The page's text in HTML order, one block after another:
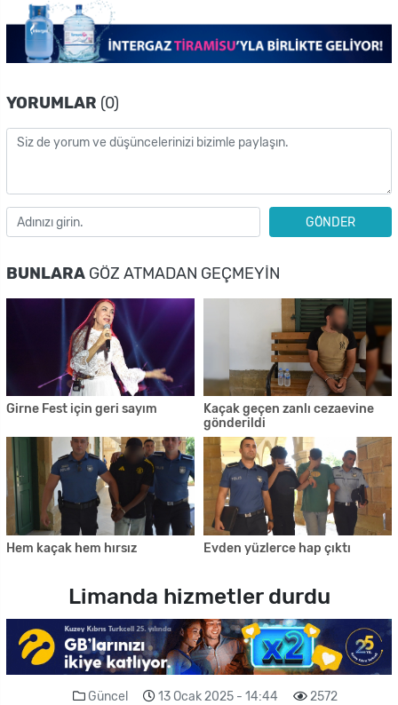
YORUMLAR (0)
GÖNDER
BUNLARA GÖZ ATMADAN GEÇMEYIN
Girne Fest için geri sayım
Kaçak geçen zanlı cezaevine
gönderildi
Hem kaçak hem hırsız Evden yüzlerce hap çıktı
Limanda hizmetler durdu
Güncel 13 Ocak 2025 - 14:44 2572